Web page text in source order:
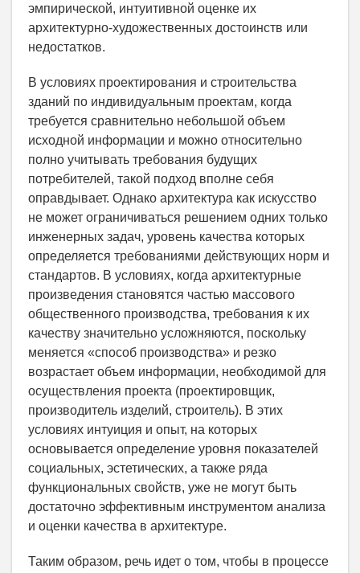
эмпирической, интуитивной оценке их
архитектурно-художественных достоинств или
недостатков.
В условиях проектирования и строительства
зданий по индивидуальным проектам, когда
требуется сравнительно небольшой объем
исходной информации и можно относительно
полно учитывать требования будущих
потребителей, такой подход вполне себя
оправдывает. Однако архитектура как искусство
не может ограничиваться решением одних только
инженерных задач, уровень качества которых
определяется требованиями действующих норм и
стандартов. В условиях, когда архитектурные
произведения становятся частью массового
общественного производства, требования к их
качеству значительно усложняются, поскольку
меняется «способ производства» и резко
возрастает объем информации, необходимой для
осуществления проекта (проектировщик,
производитель изделий, строитель). В этих
условиях интуиция и опыт, на которых
основывается определение уровня показателей
социальных, эстетических, а также ряда
функциональных свойств, уже не могут быть
достаточно эффективным инструментом анализа
и оценки качества в архитектуре.
Таким образом, речь идет о том, чтобы в процессе